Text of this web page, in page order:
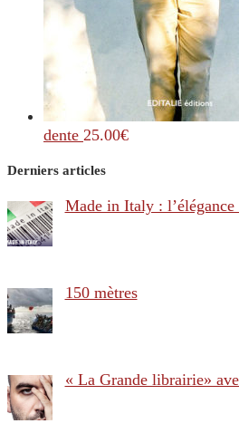
dente 25.00€
Derniers articles
Made in Italy : l’élégance
150 mètres
« La Grande librairie»